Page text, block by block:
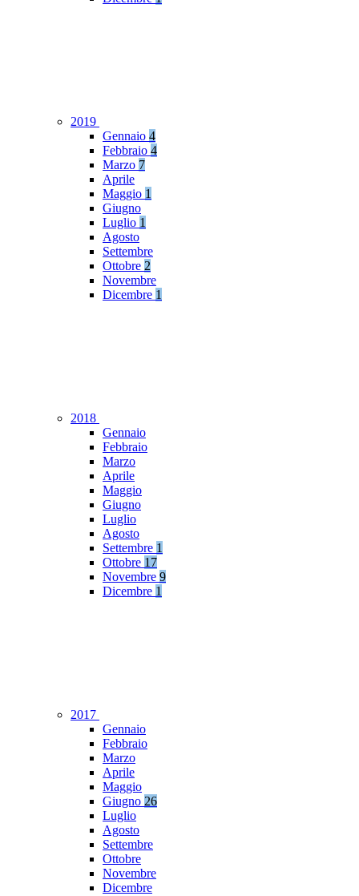
2019
Gennaio 4
Febbraio 4
Marzo 7
Aprile
Maggio 1
Giugno
Luglio 1
Agosto
Settembre
Ottobre 2
Novembre
Dicembre 1
2018
Gennaio
Febbraio
Marzo
Aprile
Maggio
Giugno
Luglio
Agosto
Settembre 1
Ottobre 17
Novembre 9
Dicembre 1
2017
Gennaio
Febbraio
Marzo
Aprile
Maggio
Giugno 26
Luglio
Agosto
Settembre
Ottobre
Novembre
Dicembre